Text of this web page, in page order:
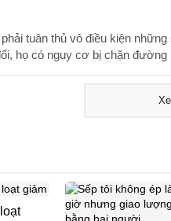
tuân thủ vô điều kiện
họ có nguy cơ bị chặn đường